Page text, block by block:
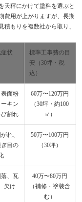
天秤にかけて塗料を選ぶと
費用が上がりますが、長期
もりを複数社から取り、
状
標準工事費の目
安（30坪・税
込）
面粉
キン
割れ
60万〜120万円
（30坪・約100
㎡）
れ、
目の
50万〜100万円
（30坪）
、瓦
欠け
40万〜80万円
（補修・塗装含
む）